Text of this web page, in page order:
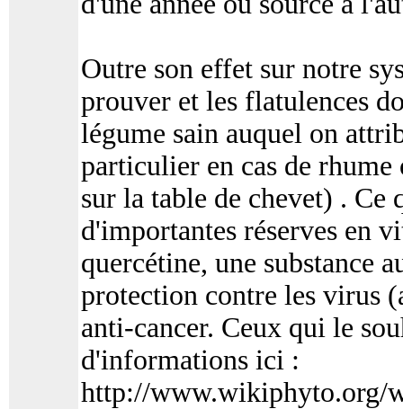
Outre son effet sur notre
prouver et les flatulences
légume sain auquel on
particulier en cas de
sur la table de chevet) .
d'importantes réserves en
quercétine, une substance
protection contre les virus
anti-cancer. Ceux qui le
d'informations ici :
http://www.wikiphyto.org/